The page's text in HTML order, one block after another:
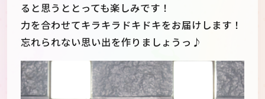
ると思うととっても楽しみです！
力を合わせてキラキラドキドキをお届けします！
忘れられない思い出を作りましょうっ♪